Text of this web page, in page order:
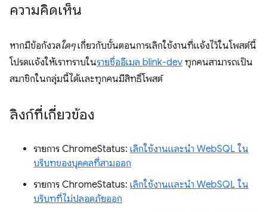
ความคิดเห็น
หากมีข้อกังวลใดๆเกี่ยวกับขั้นตอนการเลิกใช้งานที่แจ้งไว้ในโพสต์นี้
โปรดแจ้งให้เราทราบในรายชื่ออีเมล blink-dev ทุกคนสามารถเป็น
สมาชิกในกลุ่มนี้ได้และทุกคนมีสิทธิ์โพสต์
ลิงก์ที่เกี่ยวข้อง
รายการ ChromeStatus: เลิกใช้งานและนํา WebSQL ใน
บริบทของบุคคลที่สามออก
รายการ ChromeStatus: เลิกใช้งานและนํา WebSQL ใน
บริบทที่ไม่ปลอดภัยออก